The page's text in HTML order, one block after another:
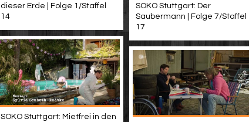
dieser Erde | Folge 1/Staffel
14
SOKO Stuttgart: Der
Saubermann | Folge 7/Staffel
17
SOKO Stuttgart: Mietfrei in den